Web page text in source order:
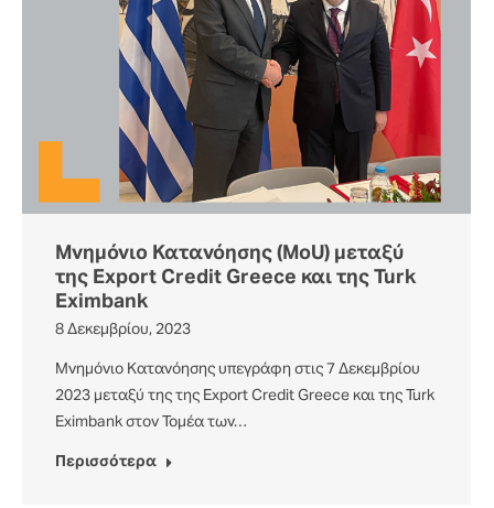
Μνημόνιο Κατανόησης (MoU) μεταξύ
της Export Credit Greece και της Turk
Eximbank
8 Δεκεμβρίου, 2023
Μνημόνιο Κατανόησης υπεγράφη στις 7 Δεκεμβρίου
2023 μεταξύ της της Export Credit Greece και της Turk
Eximbank στον Τομέα των…
Περισσότερα